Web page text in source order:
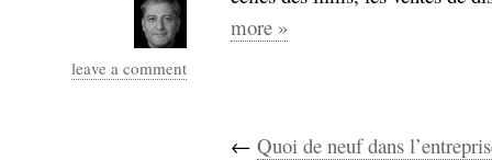
leave a comment
more »
← Quoi de neuf dans